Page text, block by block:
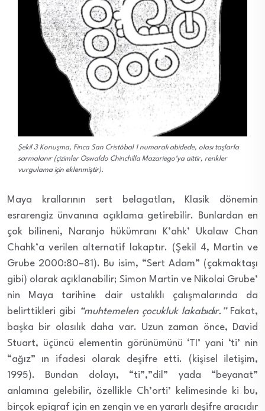
Şekil 3 Konuşma, Finca San Cristóbal 1 numaralı abidede, olası taşlarla
sarmalanır (çizimler Oswaldo Chinchilla Mazariego’ya aittir, renkler
vurgulama için eklenmiştir).
Maya krallarının sert belagatları, Klasik dönemin
esrarengiz ünvanına açıklama getirebilir. Bunlardan en
çok bilineni, Naranjo hükümranı K’ahk’ Ukalaw Chan
Chahk’a verilen alternatif lakaptır. (Şekil 4, Martin ve
Grube 2000:80–81). Bu isim, “Sert Adam” (çakmaktaşı
gibi) olarak açıklanabilir; Simon Martin ve Nikolai Grube’
nin Maya tarihine dair ustalıklı çalışmalarında da
belirttikleri gibi “muhtemelen çocukluk lakabıdır.”Fakat,
başka bir olasılık daha var. Uzun zaman önce, David
Stuart, üçüncü elementin görünümünü ‘TI’ yani ‘ti’ nin
“ağız” ın ifadesi olarak deşifre etti. (kişisel iletişim,
1995). Bundan dolayı, “ti”,”dil” yada “beyanat”
anlamına gelebilir, özellikle Ch’orti’ kelimesinde ki bu,
birçok epigraf için en zengin ve en yararlı deşifre aracıdır